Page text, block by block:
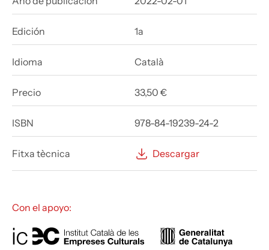
Edición 1a
Idioma Català
Precio 33,50 €
ISBN 978-84-19239-24-2
Fitxa tècnica Descargar
Con el apoyo: